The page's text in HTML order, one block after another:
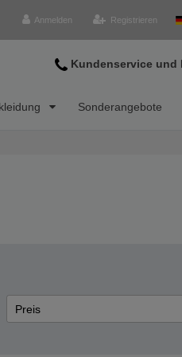
Anmelden Registrieren
Kundenservice und
Sonderangebote
Preis